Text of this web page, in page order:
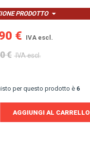
PRODOTTO
€ IVA escl.
€ IVA escl.
per questo prodotto è 6
AGGIUNGI AL CARRELLO